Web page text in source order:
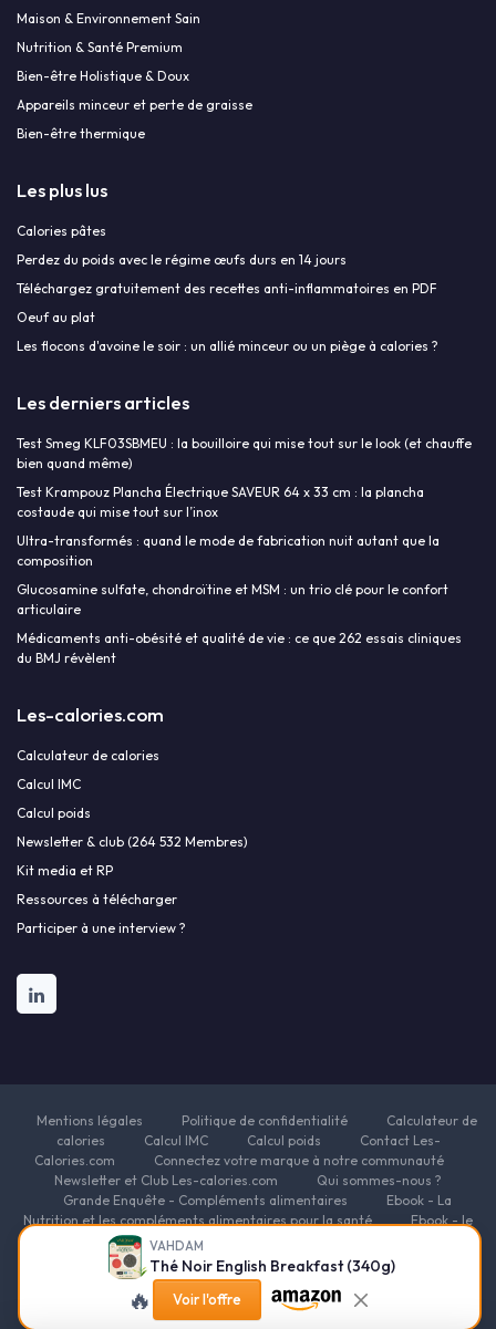
VAHDAM
Thé Noir English Breakfast (340g)
🔥 Voir l'offre
Maison & Environnement Sain
Nutrition & Santé Premium
Bien-être Holistique & Doux
Appareils minceur et perte de graisse
Bien-être thermique
Les plus lus
Calories pâtes
Perdez du poids avec le régime œufs durs en 14 jours
Téléchargez gratuitement des recettes anti-inflammatoires en PDF
Oeuf au plat
Les flocons d'avoine le soir : un allié minceur ou un piège à calories ?
Les derniers articles
Test Smeg KLF03SBMEU : la bouilloire qui mise tout sur le look (et chauffe
bien quand même)
Test Krampouz Plancha Électrique SAVEUR 64 x 33 cm : la plancha
costaude qui mise tout sur l’inox
Ultra-transformés : quand le mode de fabrication nuit autant que la
composition
Glucosamine sulfate, chondroïtine et MSM : un trio clé pour le confort
articulaire
Médicaments anti-obésité et qualité de vie : ce que 262 essais cliniques
du BMJ révèlent
Les-calories.com
Calculateur de calories
Calcul IMC
Calcul poids
Newsletter & club (264 532 Membres)
Kit media et RP
Ressources à télécharger
Participer à une interview ?
Mentions légales Politique de confidentialité
Calculateur de
calories
Calcul IMC Calcul poids
Contact Les-
Calories.com
Connectez votre marque à notre communauté
Newsletter et Club Les-calories.com
Qui sommes-nous ?
Grande Enquête - Compléments alimentaires
Ebook - La
Nutrition et les compléments alimentaires pour la santé
Ebook - le
guide des fondamentaux de la nutrition
l'Énergie et la Vitalité
Ebook - Nutrition et compléments
alimentaires pour le sport
Ebook - Nutrition et compléments
alimentaires pour la beauté
Ebook - Nutrition et complements
alimentaires pour la minceur
Ressources Nutrition et Compléments